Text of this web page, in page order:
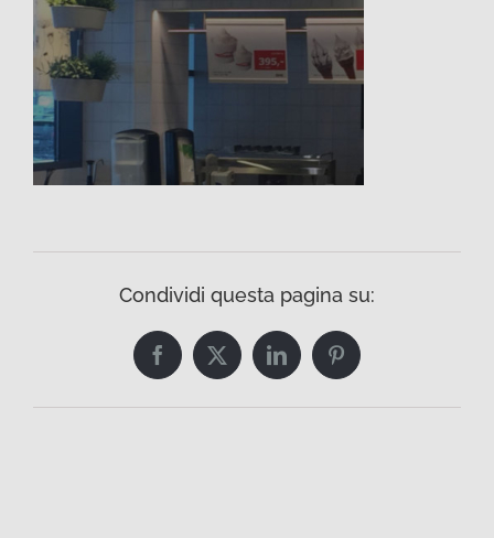
Condividi questa pagina su:
FacebookTwitterLinkedInPinterest